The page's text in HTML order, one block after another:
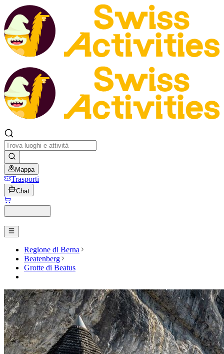
Mappa
Trasporti
Chat
Regione di Berna
Beatenberg
Grotte di Beatus